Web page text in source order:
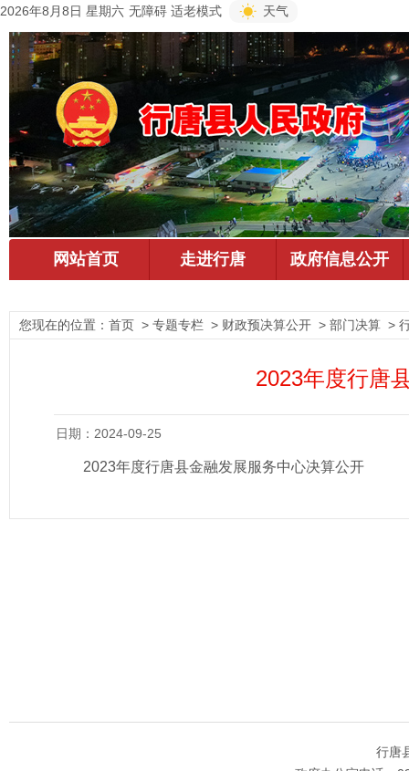
2026年8月8日 星期六 无障碍 适老模式 天气
您现在的位置： 首页 > 专题专栏 > 财政预决算公开 > 部门决算 >
2023年度行唐
日期：2024-09-25
2023年度行唐县金融发展服务中心决算公开